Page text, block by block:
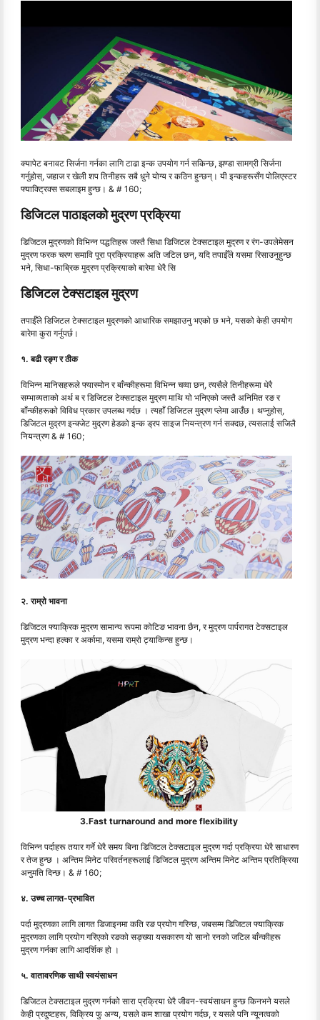
क्यापेट बनावट सिर्जना गर्नका लागि टाढा इन्क उपयोग गर्न सकिन्छ, झण्डा सामग्री सिर्जना
गर्नुहोस्, जहाज र खेली शप तिनीहरू सबै धुने योग्य र कठिन हुन्छन्। यी इन्कहरूसँग पोलिएस्टर
फ्याक्ट्रिक्स सबलाइम हुन्छ। & # 160;
डिजिटल पाठाइलको मुद्रण प्रक्रिया
डिजिटल मुद्रणको विभिन्न पद्धतिहरू जस्तै सिधा डिजिटल टेक्सटाइल मुद्रण र रंग-उपलेमेसन
मुद्रण फरक चरण समावि पूरा प्रक्रियाहरू अति जटिल छन्, यदि तपाईँले यसमा रिसाउनुहुन्छ
भने, सिधा-फाब्रिक मुद्रण प्रक्रियाको बारेमा धेरै सि
डिजिटल टेक्सटाइल मुद्रण
तपाईँले डिजिटल टेक्सटाइल मुद्रणको आधारिक समझाउनु भएको छ भने, यसको केही उपयोग
बारेमा कुरा गर्नुपर्छ।
१. बढी रङ्ग र ठीक
विभिन्न मानिसहरूले फ्यास्मोन र बाँन्कीहरूमा विभिन्न चव्वा छन्, त्यसैले तिनीहरूमा धेरै
सम्भाव्यताको अर्थ ब र डिजिटल टेक्सटाइल मुद्रण माथि यो भनिएको जस्तै अनिमित रङ र
बाँन्कीहरूको विविध प्रकार उपलब्ध गर्दछ । त्यहाँ डिजिटल मुद्रण प्लेमा आउँछ। थप्नुहोस्,
डिजिटल मुद्रण इन्क्जेट मुद्रण हेडको इन्क ड्रप साइज नियन्त्रण गर्न सक्दछ, त्यसलाई सजिलै
नियन्त्रण & # 160;
२. राम्रो भावना
डिजिटल फ्याक्रिक मुद्रण सामान्य रूपमा कोटिङ भावना छैन, र मुद्रण पार्परागत टेक्सटाइल
मुद्रण भन्दा हल्का र अर्कामा, यसमा राम्रो ट्याकिन्स हुन्छ।
3.Fast turnaround and more flexibility
विभिन्न पर्दाहरू तयार गर्ने धेरै समय बिना डिजिटल टेक्सटाइल मुद्रण गर्दा प्रक्रिया धेरै साधारण
र तेज हुन्छ । अन्तिम मिनेट परिवर्तनहरूलाई डिजिटल मुद्रण अन्तिम मिनेट अन्तिम प्रतिक्रिया
अनुमति दिन्छ। & # 160;
४. उच्च लागत-प्रभावित
पर्दा मुद्रणका लागि लागत डिजाइनमा कति रङ प्रयोग गरिन्छ, जबसम्म डिजिटल फ्याक्रिक
मुद्रणका लागि प्रयोग गरिएको रङको सङ्ख्या यसकारण यो सानो रनको जटिल बाँन्कीहरू
मुद्रण गर्नका लागि आदर्शिक हो ।
५. वातावरणिक साथी स्वयंसाधन
डिजिटल टेक्सटाइल मुद्रण गर्नको सारा प्रक्रिया धेरै जीवन-स्वयंसाधन हुन्छ किनभने यसले
केही प्रदुष्टहरू, विक्रिय फु अन्य, यसले कम शाखा प्रयोग गर्दछ, र यसले पनि न्यूनत्वको